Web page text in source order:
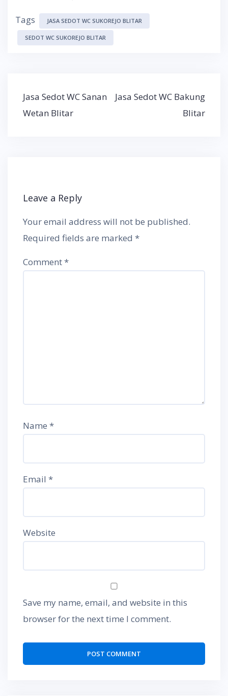
Tags JASA SEDOT WC SUKOREJO BLITAR
SEDOT WC SUKOREJO BLITAR
Post
navigation
Jasa Sedot WC Sanan
Wetan Blitar
Jasa Sedot WC Bakung
Blitar
Leave a Reply
Your email address will not be published.
Required fields are marked *
Comment*
Name *
Email *
Website
Save my name, email, and website in this
browser for the next time I comment.